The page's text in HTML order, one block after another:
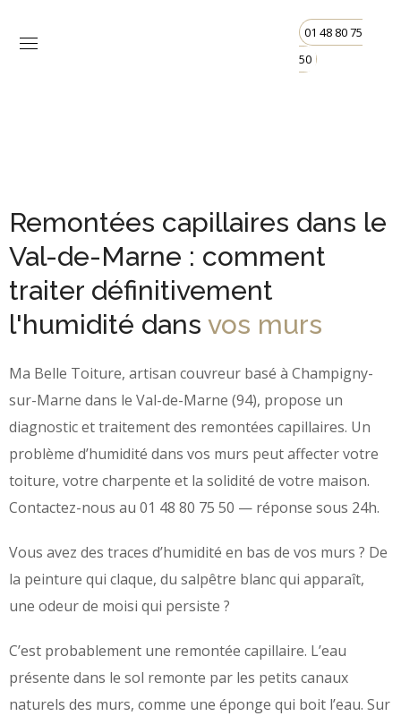
01 48 80 75
50
Remontées capillaires dans le
Val-de-Marne : comment
traiter définitivement
l'humidité dans vos murs
Ma Belle Toiture, artisan couvreur basé à Champigny-
sur-Marne dans le Val-de-Marne (94), propose un
diagnostic et traitement des remontées capillaires. Un
problème d’humidité dans vos murs peut affecter votre
toiture, votre charpente et la solidité de votre maison.
Contactez-nous au 01 48 80 75 50 — réponse sous 24h.
Vous avez des traces d’humidité en bas de vos murs ? De
la peinture qui claque, du salpêtre blanc qui apparaît,
une odeur de moisi qui persiste ?
C’est probablement une remontée capillaire. L’eau
présente dans le sol remonte par les petits canaux
naturels des murs, comme une éponge qui boit l’eau. Sur